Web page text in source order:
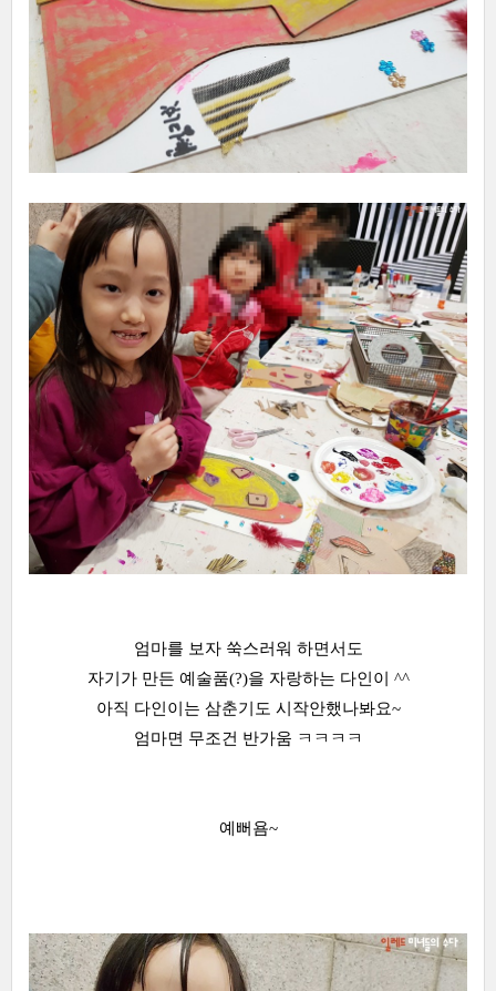
엄마를 보자 쑥스러워 하면서도
자기가 만든 예술품(?)을 자랑하는 다인이 ^^
아직 다인이는 삼춘기도 시작안했나봐요~
엄마면 무조건 반가움 ㅋㅋㅋㅋ
예뻐욤~